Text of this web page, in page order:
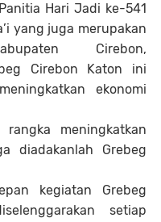
Hari Jadi ke-541
yang juga merupakan
Cirebon,
Cirebon Katon ini
ekonomi
meningkatkan
diadakanlah Grebeg
kegiatan Grebeg
setiap